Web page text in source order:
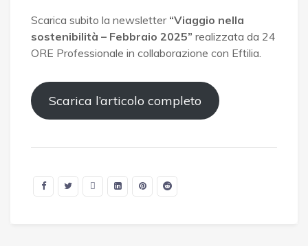
Scarica subito la newsletter “Viaggio nella
sostenibilità – Febbraio 2025” realizzata da 24
ORE Professionale in collaborazione con Eftilia.
Scarica l’articolo completo